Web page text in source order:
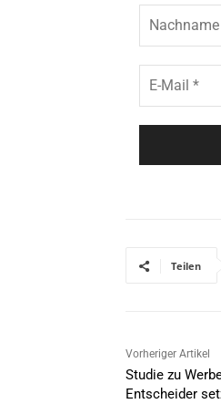
Teilen
Vorheriger Artikel
Studie zu
Entscheider